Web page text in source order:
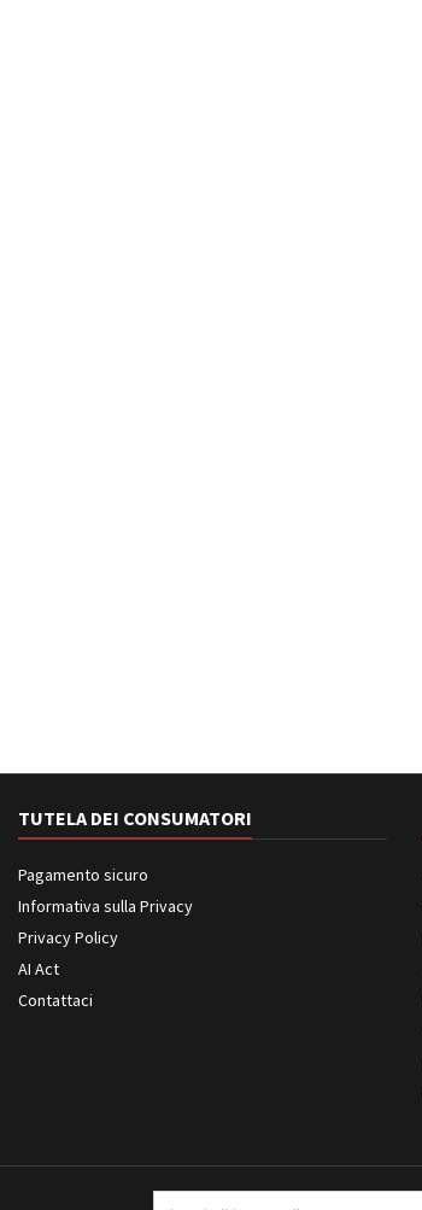
TUTELA DEI CONSUMATORI
Pagamento sicuro
Informativa sulla Privacy
Privacy Policy
AI Act
Contattaci